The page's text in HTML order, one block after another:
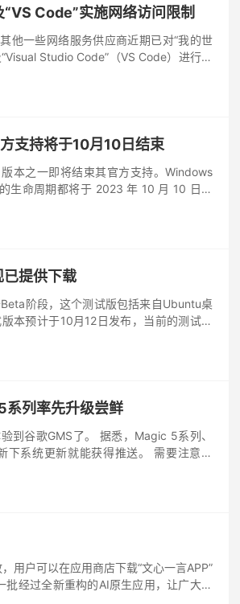
Code”实施网络访问限制
他一些网络服务供应商近期已对“我的世
Studio Code”（VS Code）进行了
支持将于10月10日结束
本之一即将结束其官方支持。Windows
生命周期都将于 2023 年 10 月 10 日结
提供下载
阶段，这个测试版包括来自Ubuntu桌
本预计于10月12日发布，当前的测试版
列率先升级尝鲜
到谷歌GMS了。 据悉，Magic 5系列、
系统更新就能获得推送。 需要注意的
用户可以在应用商店下载“文心一言APP”
经过全新重构的AI原生应用，让广大用